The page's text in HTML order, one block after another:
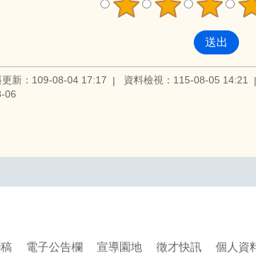
更新：109-08-04 17:17 資料檢視：115-08-05 14:21
06
電子公告欄 宣導園地 徵才快訊 個人資